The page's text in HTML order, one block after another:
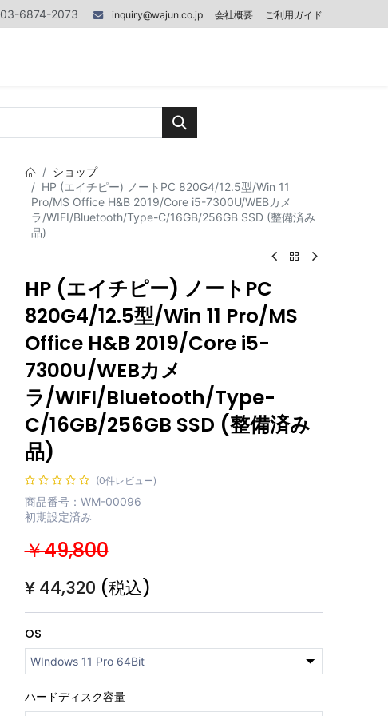
03-6874-2073 inquiry@wajun.co.jp 会社概要 ご利用ガイド
ショップ
HP (エイチピー) ノートPC 820G4/12.5型/Win 11
Pro/MS Office H&B 2019/Core i5-7300U/WEBカメ
ラ/WIFI/Bluetooth/Type-C/16GB/256GB SSD (整備済み
品)
HP (エイチピー) ノートPC
820G4/12.5型/Win 11 Pro/MS
Office H&B 2019/Core i5-
7300U/WEBカメ
ラ/WIFI/Bluetooth/Type-
C/16GB/256GB SSD (整備済み
品)
(0件レビュー)
商品番号：WM-00096
初期設定済み
￥49,800
¥ 44,320 (税込)
OS
ハードディスク容量